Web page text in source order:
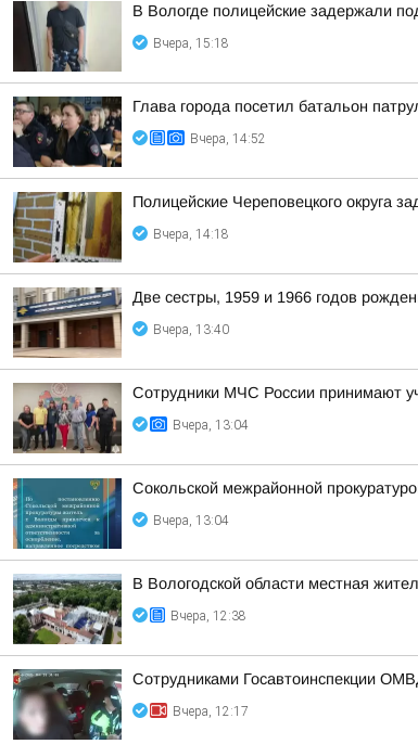
В Вологде полицейские задержали
Вчера, 15:18
Глава города посетил батальон
Вчера, 14:52
Полицейские Череповецкого округа
Вчера, 14:18
Две сестры, 1959 и 1966 годов
Вчера, 13:40
Сотрудники МЧС России принимают
Вчера, 13:04
Сокольской межрайонной
Вчера, 13:04
В Вологодской области местная
Вчера, 12:38
Сотрудниками Госавтоинспекции
Вчера, 12:17